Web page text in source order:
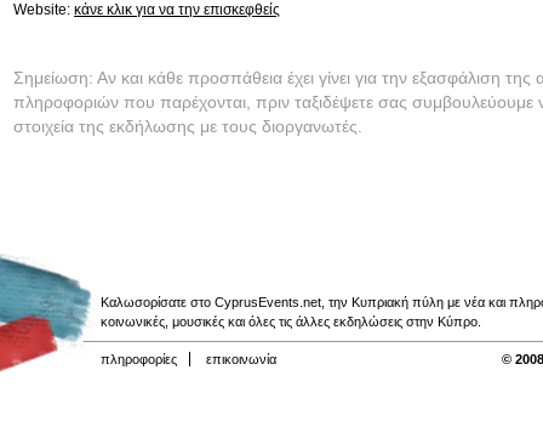
Website: κάνε κλικ για να την επισκεφθείς
Σημείωση: Αν και κάθε προσπάθεια έχει γίνει για την εξασφάλιση της
πληροφοριών που παρέχονται, πριν ταξιδέψετε σας συμβουλεύουμε
στοιχεία της εκδήλωσης με τους διοργανωτές.
Καλωσορίσατε στο CyprusEvents.net, την Κυπριακή πύλη με νέα και
κοινωνικές, μουσικές και όλες τις άλλες εκδηλώσεις στην Κύπρο.
πληροφορίες επικοινωνία ©